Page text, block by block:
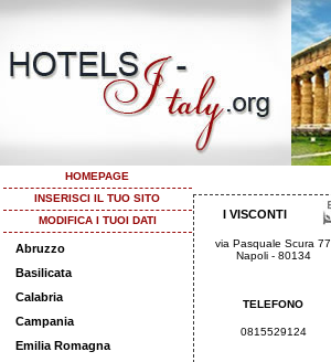
HOMEPAGE
INSERISCI IL TUO SITO
MODIFICA I TUOI DATI
Abruzzo
Basilicata
Calabria
Campania
Emilia Romagna
I VISCONTI
via Pasquale Scura 77
Napoli - 80134
TELEFONO
0815529124